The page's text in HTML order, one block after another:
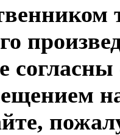
согласны